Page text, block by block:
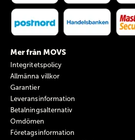
Mer från MOVS
Integritetspolicy
Allmänna villkor
Garantier
Leveransinformation
Betalningsalternativ
Omdömen
Företagsinformation